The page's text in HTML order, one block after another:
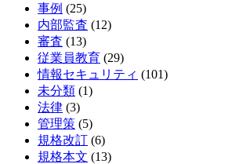
事例 (25)
内部監査 (12)
審査 (13)
従業員教育 (29)
情報セキュリティ (101)
未分類 (1)
法律 (3)
管理策 (5)
規格改訂 (6)
規格本文 (13)